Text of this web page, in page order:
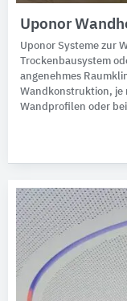
Uponor
Uponor Systeme zur
Trockenbausystem
angenehmes
Wandkonstruktion, je
Wandprofilen oder